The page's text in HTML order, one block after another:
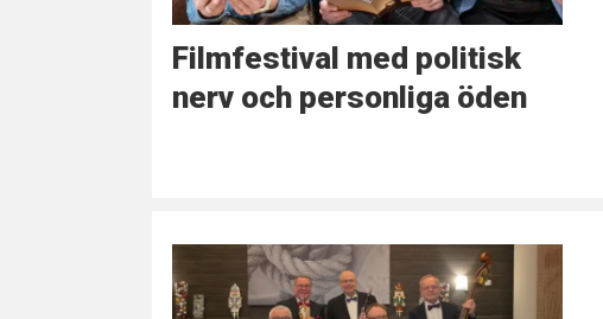
Filmfestival med politisk
nerv och personliga öden